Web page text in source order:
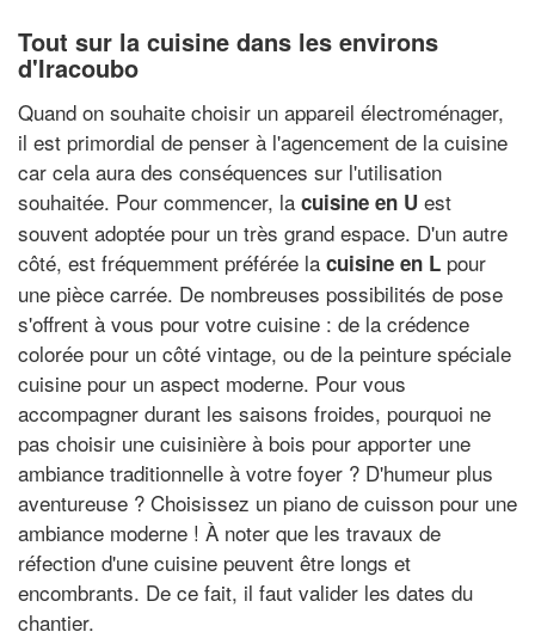
Tout sur la cuisine dans les environs
d'Iracoubo
Quand on souhaite choisir un appareil électroménager,
il est primordial de penser à l'agencement de la cuisine
car cela aura des conséquences sur l'utilisation
souhaitée. Pour commencer, la cuisine en U est
souvent adoptée pour un très grand espace. D'un autre
côté, est fréquemment préférée la cuisine en L pour
une pièce carrée. De nombreuses possibilités de pose
s'offrent à vous pour votre cuisine : de la crédence
colorée pour un côté vintage, ou de la peinture spéciale
cuisine pour un aspect moderne. Pour vous
accompagner durant les saisons froides, pourquoi ne
pas choisir une cuisinière à bois pour apporter une
ambiance traditionnelle à votre foyer ? D'humeur plus
aventureuse ? Choisissez un piano de cuisson pour une
ambiance moderne ! À noter que les travaux de
réfection d'une cuisine peuvent être longs et
encombrants. De ce fait, il faut valider les dates du
chantier.